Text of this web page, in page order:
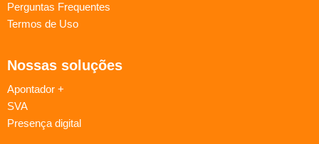
Perguntas Frequentes
Termos de Uso
Nossas soluções
Apontador +
SVA
Presença digital